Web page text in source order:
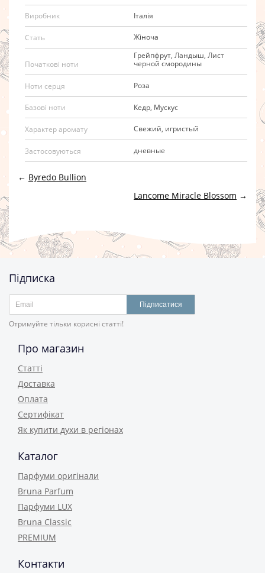
Виробник Італія
Стать Жіноча
Початкові ноти
Грейпфрут, Ландыш, Лист
черной смородины
Ноти серця Роза
Базові ноти Кедр, Мускус
Характер аромату Свежий, игристый
Застосовуються дневные
← Byredo Bullion
Lancome Miracle Blossom →
Підписка
Підписатися
Отримуйте тільки корисні статті!
Про магазин
Статті
Доставка
Оплата
Сертифікат
Як купити духи в регіонах
Каталог
Парфуми оригінали
Bruna Parfum
Парфуми LUX
Bruna Classic
PREMIUM
Контакти